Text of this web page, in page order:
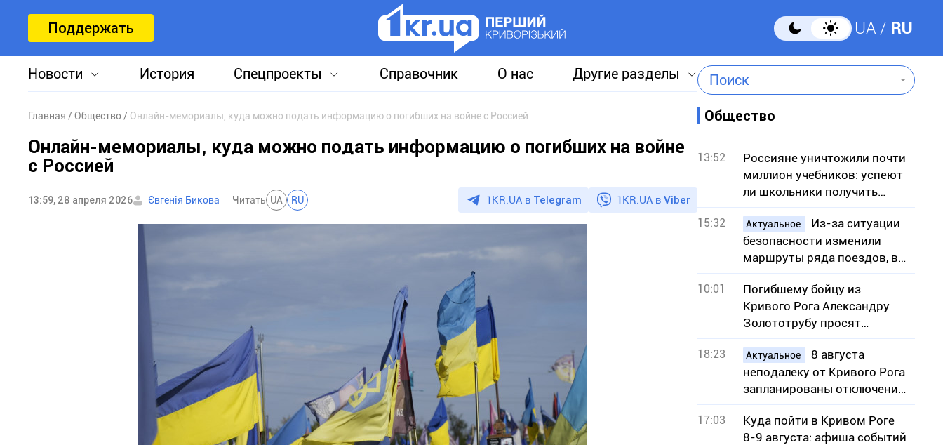
Поддержать UA RU
Новости История Спецпроекты Справочник О нас Другие разделы Поиск
Главная Общество Онлайн-мемориалы, куда можно подать информацию о погибших на войне с Россией
Онлайн-мемориалы, куда можно подать информацию о погибших на войне
с Россией
13:59, 28 апреля 2026 Євгенія Бикова Читать UA RU 1KR.UA в Telegram 1KR.UA в Viber
Общество
13:52
Россияне уничтожили почти
миллион учебников: успеют
ли школьники получить
книги к учебному году
15:32 Актуальное
Из-за ситуации
безопасности изменили
маршруты ряда поездов, в
частности сообщением с
Кривым Рогом
10:01
Погибшему бойцу из
Кривого Рога Александру
Золототрубу просят
присвоить звание Героя
Украины
18:23 Актуальное
8 августа
неподалеку от Кривого Рога
запланированы отключения
света – адреса
17:03
Куда пойти в Кривом Роге
8-9 августа: афиша событий